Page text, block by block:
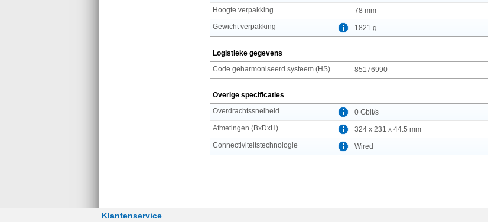
Hoogte verpakking
78 mm
Gewicht verpakking
1821 g
Logistieke gegevens
Code geharmoniseerd systeem (HS)
85176990
Overige specificaties
Overdrachtssnelheid
0 Gbit/s
Afmetingen (BxDxH)
324 x 231 x 44.5 mm
Connectiviteitstechnologie
Wired
Klantenservice